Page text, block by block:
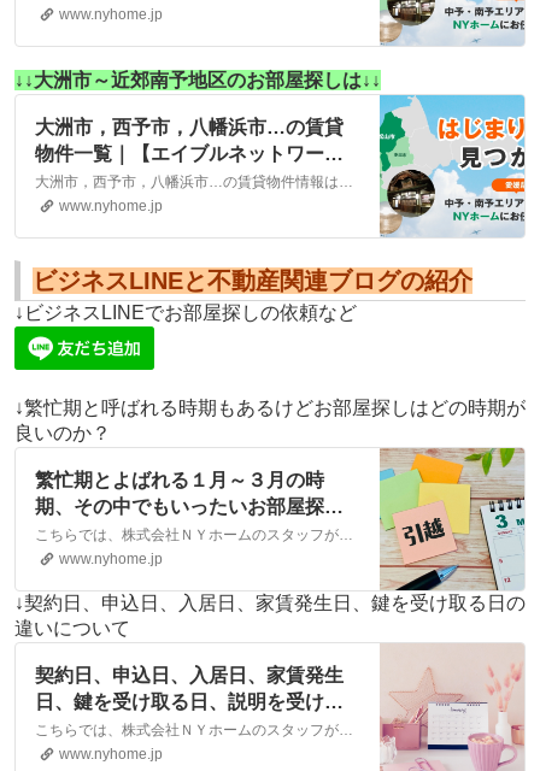
市の賃貸・不動産
www.nyhome.jp
↓↓大洲市～近郊南予地区のお部屋探しは↓↓
大洲市，西予市，八幡浜市…の賃貸
物件一覧｜【エイブルネットワー
ク】(株)NYホーム 松山市・大洲市
の賃貸・不動産
www.nyhome.jp
ビジネスLINEと不動産関連ブログの紹介
↓ビジネスLINEでお部屋探しの依頼など
↓繁忙期と呼ばれる時期もあるけどお部屋探しはどの時期が
良いのか？
繁忙期とよばれる１月～３月の時
期、その中でもいったいお部屋探し
はどの時期が良いのだろう
か・・・？｜松山市・大洲市の賃
貸・不動産なら株式会社NYホーム
こちらでは、株式会社ＮＹホームのスタッフが執筆したスタッフブログ記事、「繁忙期とよばれる１月～３月の時期、その中でもいったいお部屋探しはどの時期が良いのだろうか・・・？」をご紹介しております。他にも様々なテーマの記事がありますので、お住まい探しの合間にぜひご一読ください！
www.nyhome.jp
↓契約日、申込日、入居日、家賃発生日、鍵を受け取る日の
違いについて
契約日、申込日、入居日、家賃発生
日、鍵を受け取る日、説明を受ける
日それぞれの違いについて。｜松山
市・大洲市の賃貸・不動産なら株式
こちらでは、株式会社ＮＹホームのスタッフが執筆したスタッフブログ記事、「契約日、申込日、入居日、家賃発生日、鍵を受け取る日、説明を受ける日それぞれの違いについて。」をご紹介しております。他にも様々なテーマの記事がありますので、お住まい探しの合間にぜひご一読ください！
www.nyhome.jp